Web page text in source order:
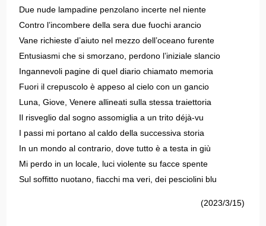
Due nude lampadine penzolano incerte nel niente
Contro l’incombere della sera due fuochi arancio
Vane richieste d’aiuto nel mezzo dell’oceano furente
Entusiasmi che si smorzano, perdono l’iniziale slancio
Ingannevoli pagine di quel diario chiamato memoria
Fuori il crepuscolo è appeso al cielo con un gancio
Luna, Giove, Venere allineati sulla stessa traiettoria
Il risveglio dal sogno assomiglia a un trito déjà-vu
I passi mi portano al caldo della successiva storia
In un mondo al contrario, dove tutto è a testa in giù
Mi perdo in un locale, luci violente su facce spente
Sul soffitto nuotano, fiacchi ma veri, dei pesciolini blu
(2023/3/15)